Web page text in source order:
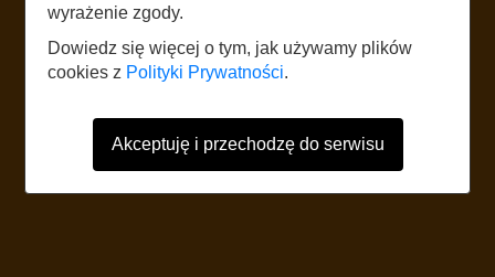
The website uses mobile data according to the standard rates of the
network operator. It is recommended to have a tariff with mobile internet.
Foreign users should refer to the current Internet data roaming tariff table.
wyrażenie zgody.
Dowiedz się więcej o tym, jak używamy plików
cookies z Polityki Prywatności.
Akceptuję i przechodzę do serwisu